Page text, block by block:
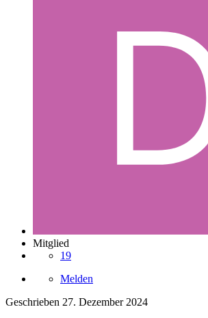
Mitglied
19
Melden
Geschrieben 27. Dezember 2024